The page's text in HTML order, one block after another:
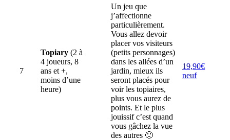
7
Topiary (2 à
4 joueurs, 8
ans et +,
moins d’une
heure)
Un jeu que
j’affectionne
particulièrement.
Vous allez devoir
placer vos visiteurs
(petits personnages)
dans les allées d’un
jardin, mieux ils
seront placés pour
voir les topiaires,
plus vous aurez de
points. Et le plus
jouissif c’est quand
vous gâchez la vue
des autres 🙂
19,90€
neuf